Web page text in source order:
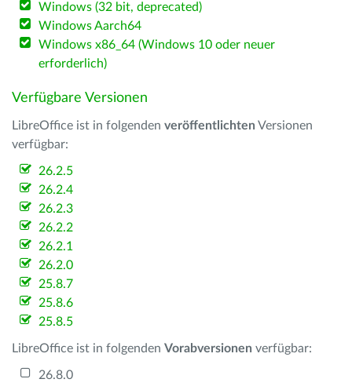
Windows (32 bit, deprecated)
Windows Aarch64
Windows x86_64 (Windows 10 oder neuer
erforderlich)
Verfügbare Versionen
LibreOffice ist in folgenden veröffentlichten Versionen
verfügbar:
26.2.5
26.2.4
26.2.3
26.2.2
26.2.1
26.2.0
25.8.7
25.8.6
25.8.5
LibreOffice ist in folgenden Vorabversionen verfügbar:
26.8.0